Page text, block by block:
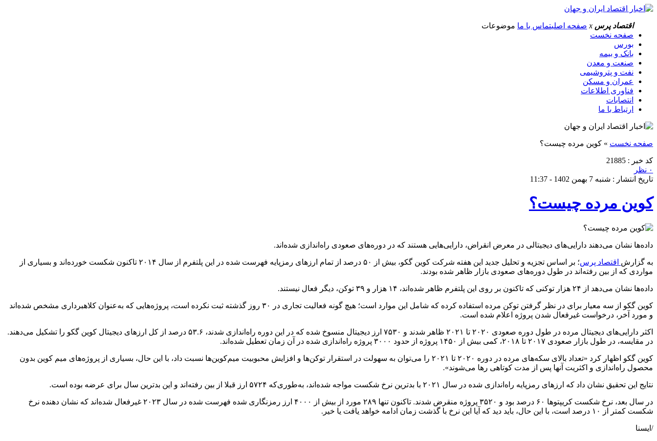
اقتصاد پرس x صفحه اصلیتماس با ما موضوعات
صفحه نخست
بورس
بانک و بیمه
صنعت و معدن
نفت و پتروشیمی
عمران و مسکن
فناوری اطلاعات
انتصابات
ارتباط با ما
صفحه نخست » کوین مرده چیست؟
کد خبر : 21885
۰ نظر
تاریخ انتشار : شنبه 7 بهمن 1402 - 11:37
کوین مرده چیست؟
داده‌ها نشان می‌دهند دارایی‌های دیجیتالی در معرض انقراض، دارایی‌هایی هستند که در دوره‌های صعودی راه‌اندازی شده‌اند.
به گزارش اقتصاد پرس
؛ بر اساس تجزیه و تحلیل جدید این هفته شرکت کوین گکو، بیش از ۵۰ درصد از تمام ارزهای رمزپایه فهرست شده در این پلتفرم از سال ۲۰۱۴ تاکنون شکست خورده‌اند و بسیاری از
مواردی که از بین رفته‌اند در طول دوره‌های صعودی بازار ظاهر شده بودند.
داده‌ها نشان می‌دهد از ۲۴ هزار توکنی که تاکنون بر روی این پلتفرم ظاهر شده‌اند، ۱۴ هزار و ۳۹ توکن، دیگر فعال نیستند.
کوین گکو از سه معیار برای در نظر گرفتن توکن مرده استفاده کرده که شامل این موارد است؛ هیچ گونه فعالیت تجاری در ۳۰ روز گذشته ثبت نکرده است، پروژه‌هایی که به‌عنوان کلاهبرداری مشخص شده‌اند
و مورد آخر، درخواست غیرفعال شدن پروژه اعلام شده است.
اکثر دارایی‌های دیجیتال مرده در طول دوره صعودی ۲۰۲۰ تا ۲۰۲۱ ظاهر شدند و ۷۵۳۰ ارز دیجیتال منسوخ شده که در این دوره راه‌اندازی شدند، ۵۳.۶ درصد از کل ارزهای دیجیتال کوین گکو را تشکیل می‌دهند.
در مقایسه، در طول بازار صعودی ۲۰۱۷ تا ۲۰۱۸، کمی بیش از ۱۴۵۰ پروژه از حدود ۳۰۰۰ پروژه راه‌اندازی شده در آن زمان تعطیل شده‌اند.
کوین گکو اظهار کرد «تعداد بالای سکه‌های مرده در دوره ۲۰۲۰ تا ۲۰۲۱ را می‌توان به سهولت در استقرار توکن‌ها و افزایش محبوبیت میم‌کوین‌ها نسبت داد، با این حال، بسیاری از پروژه‌های میم ‌کوین بدون
محصول راه‌اندازی و اکثریت آنها پس از مدت کوتاهی رها می‌شوند».
نتایج این تحقیق نشان داد که ارزهای رمزپایه راه‌اندازی شده در سال ۲۰۲۱ با بدترین نرخ شکست مواجه شده‌اند، به‌طوری‌که ۵۷۲۴ ارز قبلا از بین رفته‌اند و این بدترین سال برای عرضه بوده است.
در سال بعد، نرخ شکست کریپتوها ۶۰ درصد بود و ۳۵۲۰ پروژه منقرض شدند. تاکنون تنها ۲۸۹ مورد از بیش از ۴۰۰۰ ارز رمزنگاری شده فهرست شده در سال ۲۰۲۳ غیرفعال شده‌اند که نشان دهنده نرخ
شکست کمتر از ۱۰ درصد است، با این حال، باید دید که آیا این نرخ با گذشت زمان ادامه خواهد یافت یا خیر.
/ایسنا